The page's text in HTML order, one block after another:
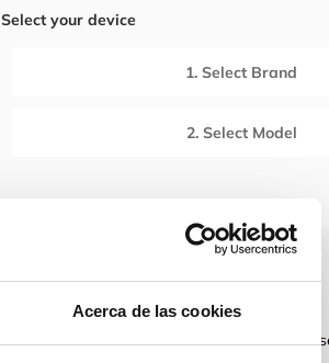
Acerca de las cookies
Select your device
1. Select Brand
2. Select Model
AGGIUNGI AL CARRELLO
negozio